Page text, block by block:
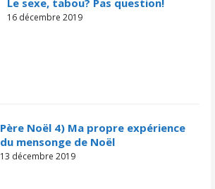
Le sexe, tabou? Pas question!
16 décembre 2019
Père Noël 4) Ma propre expérience
du mensonge de Noël
13 décembre 2019